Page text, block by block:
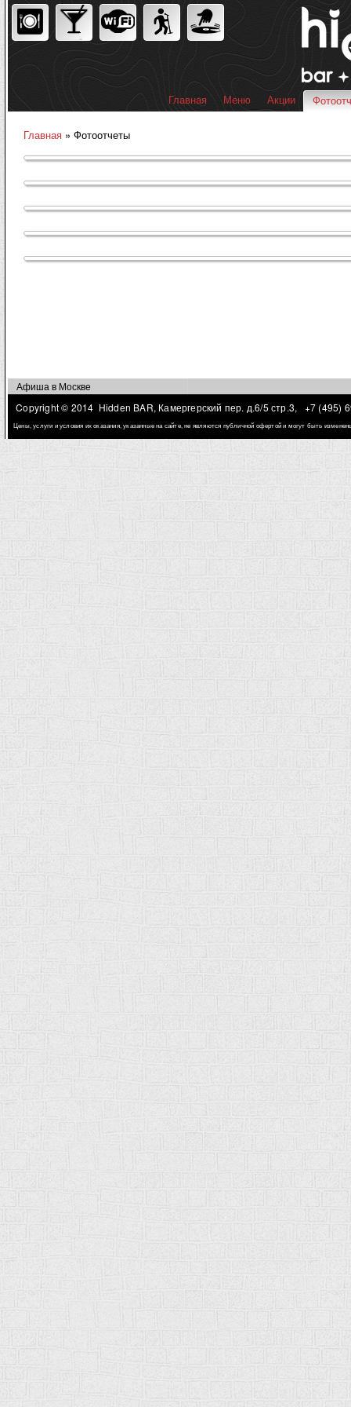
Главное меню
Главная Меню Акции
Главная » Фотоотчеты
Афиша в Москве
Copyright © 2014 Hidden BAR, Камергерский пер. д.6/5 стр.3,
+7 (495)
Цены, услуги и условия их оказания, указанные на сайте, не являются публичной офертой и могут быть